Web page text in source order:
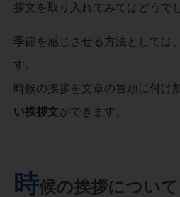
拶文を取り入れてみてはどうで
季節を感じさせる方法としては、
す。
時候の挨拶を文章の冒頭に付け
い挨拶文ができます。
時候の挨拶について